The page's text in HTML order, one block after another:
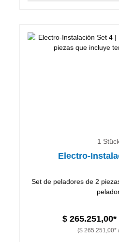
1
Electro-
Set de peladores de 2
$ 265.251,00*
($ 265.251,00*